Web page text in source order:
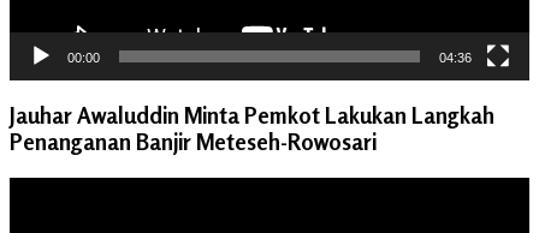
00:00 04:36
Jauhar Awaluddin Minta Pemkot Lakukan Langkah
Penanganan Banjir Meteseh-Rowosari